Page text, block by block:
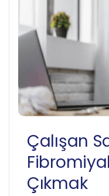
Çalışan
Çıkmak